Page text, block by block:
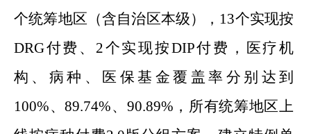
个统筹地区（含自治区本级）， 13个实现按
DRG付费、 2个实现按DIP付费，医疗机
构、病种、医保基金覆盖率分别达到
100%、89.74%、 90.89% ，所有统筹地区上